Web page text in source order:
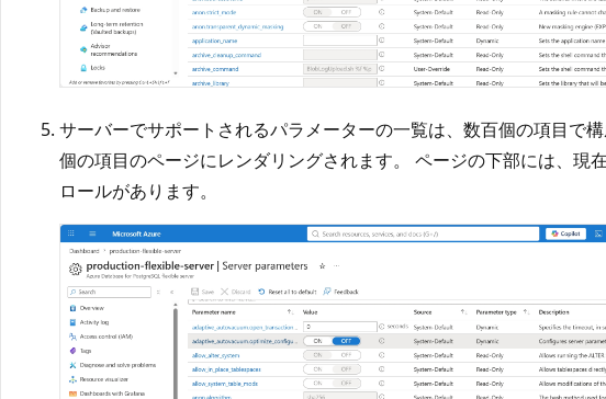
サーバーでサポートされるパラメーターの一覧は、数百個の項目で
個の項目のページにレンダリングされます。 ページの下部には、現
ロールがあります。